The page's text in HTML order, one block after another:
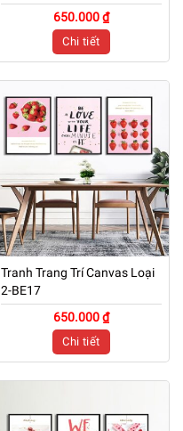
650.000 ₫
Chi tiết
Tranh Trang Trí Canvas Loại
2-BE17
650.000 ₫
Chi tiết